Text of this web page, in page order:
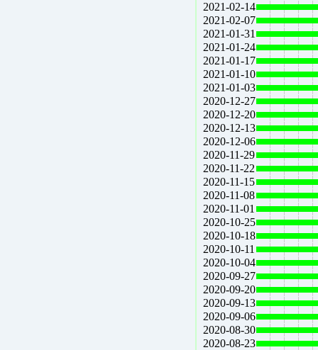
2021-02-14
2021-02-07
2021-01-31
2021-01-24
2021-01-17
2021-01-10
2021-01-03
2020-12-27
2020-12-20
2020-12-13
2020-12-06
2020-11-29
2020-11-22
2020-11-15
2020-11-08
2020-11-01
2020-10-25
2020-10-18
2020-10-11
2020-10-04
2020-09-27
2020-09-20
2020-09-13
2020-09-06
2020-08-30
2020-08-23